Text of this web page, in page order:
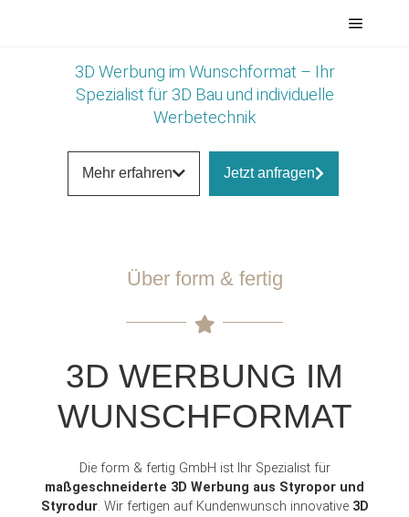
3D Werbung im Wunschformat – Ihr
Spezialist für 3D Bau und individuelle
Werbetechnik
Mehr erfahren Jetzt anfragen
Über form & fertig
3D WERBUNG IM
WUNSCHFORMAT
Die form & fertig GmbH ist Ihr Spezialist für
maßgeschneiderte 3D Werbung aus Styropor und
Styrodur. Wir fertigen auf Kundenwunsch innovative 3D